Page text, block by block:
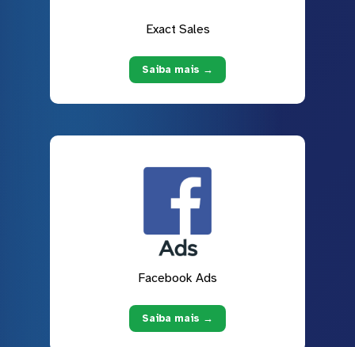
Exact Sales
Saiba mais →
Facebook Ads
Saiba mais →